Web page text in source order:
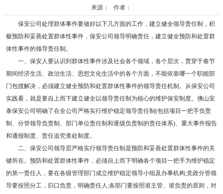
来源： 作者：
保安公司处理群体事件要做好以下几方面的工作，建立健全领导责任制，积
极预防和妥善处置群体性事件，保安公司领导明确责任，建立健全预防和处置群
体性事件的领导责任制。
一、保安人要认识到群体性事件涉及社会各个领域，各个层次，贯穿于春节
期间经济生活、政治生活、思想文化生活中的各个方面，不能依靠哪一个职能部
门包揽解决，必须建立健全预防和处置群体性事件的领导责任机制。从保安公司
实践看，就是要自上而下建立健全以领导责任制为核心的维护保安制度。佛山安
泰保安公司明确了在全公司严格实行维护稳定领导责任制(包括项目一把手负责
制、分管领导负责制、部门单位责任制和逐级负责制的责任体系)、重大事件报告
和通报制度、责任追究查处制度。
二、保安公司领导层严格实行领导责任制是预防和妥善处置群体性事件的关
键所在。预防和处置群体性事件，必须自上而下明确各个项目一把手为维护稳定
的第一责任人，要在各级管理部门成立维护稳定领导小组及办事机构;党政分管领
导要按照分工，归口负责，明确责任人;各部门要按照谁主管、谁负责的原则，对